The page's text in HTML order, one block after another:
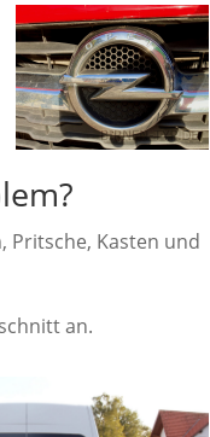
Pritsche, Kasten und
an.